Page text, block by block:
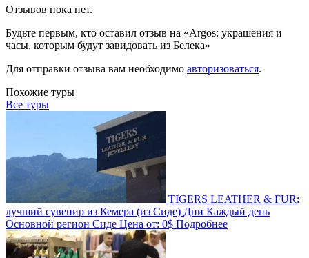
Отзывов пока нет.
Будьте первым, кто оставил отзыв на «Argos: украшения и
часы, которым будут завидовать из Белека»
Для отправки отзыва вам необходимо авторизоваться.
Похожие туры
Все туры
TIGERS LEATHER & FUR:
лучший сувенир из Кемера (из Сиде) Дни Каждый день
Основной регион Сиде Цена от: 0$ Подробнее